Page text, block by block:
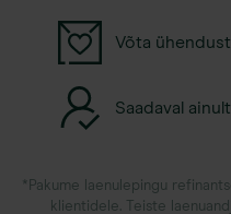
Võta
Saadaval
Pakume laenulepingu
klientidele. Teiste